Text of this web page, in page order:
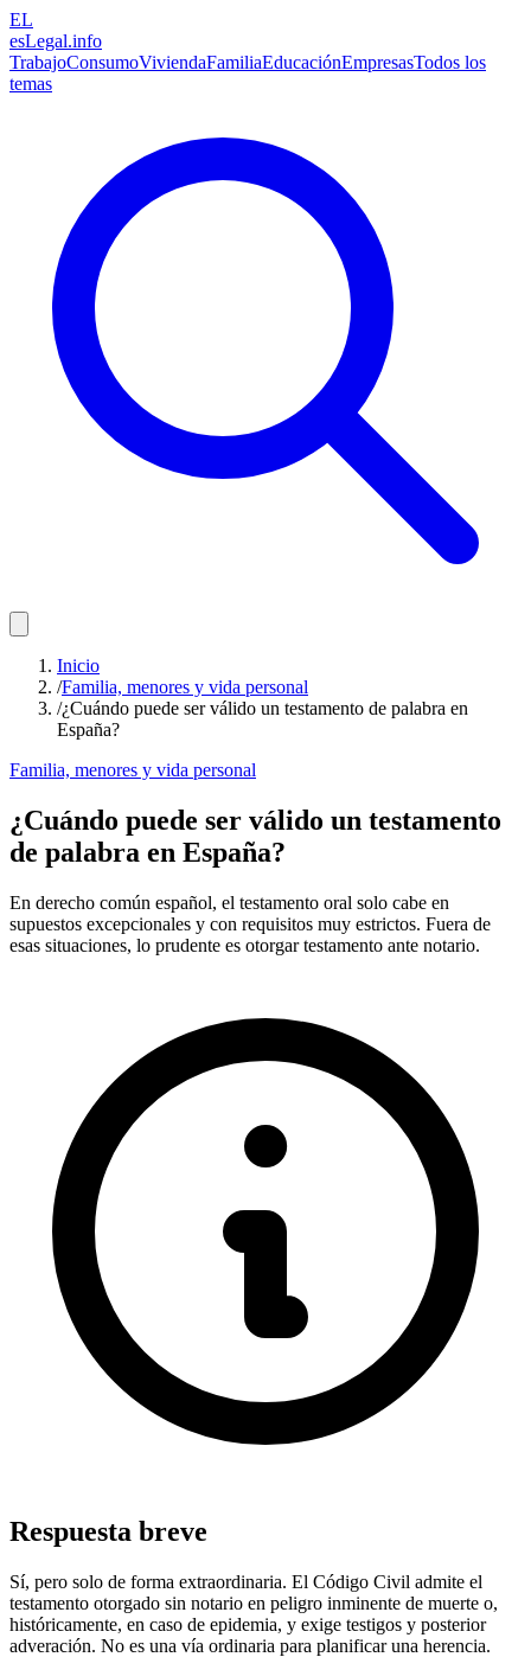
EL
esLegal.info
TrabajoConsumoViviendaFamiliaEducaciónEmpresasTodos los
temas
Inicio
/Familia, menores y vida personal
/¿Cuándo puede ser válido un testamento de palabra en
España?
Familia, menores y vida personal
¿Cuándo puede ser válido un testamento
de palabra en España?
En derecho común español, el testamento oral solo cabe en
supuestos excepcionales y con requisitos muy estrictos. Fuera de
esas situaciones, lo prudente es otorgar testamento ante notario.
Respuesta breve
Sí, pero solo de forma extraordinaria. El Código Civil admite el
testamento otorgado sin notario en peligro inminente de muerte o,
históricamente, en caso de epidemia, y exige testigos y posterior
adveración. No es una vía ordinaria para planificar una herencia.